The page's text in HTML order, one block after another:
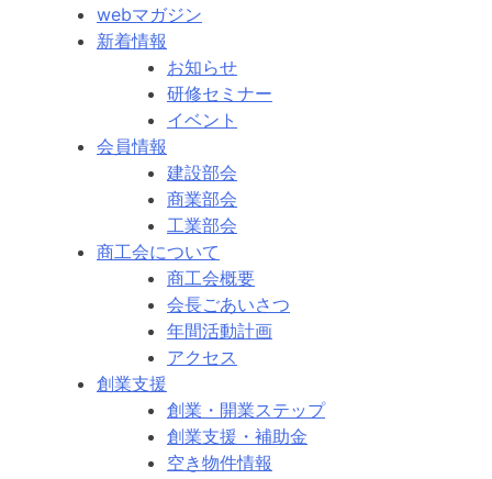
webマガジン
新着情報
お知らせ
研修セミナー
イベント
会員情報
建設部会
商業部会
工業部会
商工会について
商工会概要
会長ごあいさつ
年間活動計画
アクセス
創業支援
創業・開業ステップ
創業支援・補助金
空き物件情報